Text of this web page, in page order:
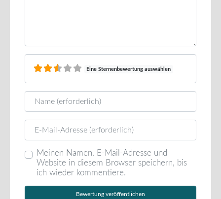
Eine Sternenbewertung auswählen
Name
E-Mail
Meinen Namen, E-Mail-Adresse und
Website in diesem Browser speichern, bis
ich wieder kommentiere.